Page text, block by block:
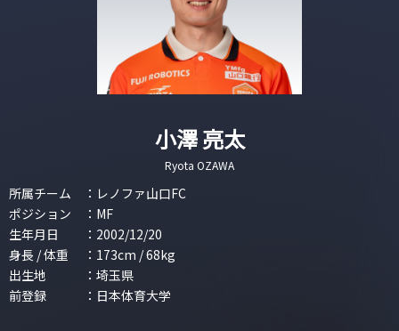
小澤 亮太
Ryota OZAWA
所属チーム ： レノファ山口FC
ポジション
： MF
生年月日
： 2002/12/20
身長 / 体重
： 173cm / 68kg
出生地
： 埼玉県
前登録
： 日本体育大学